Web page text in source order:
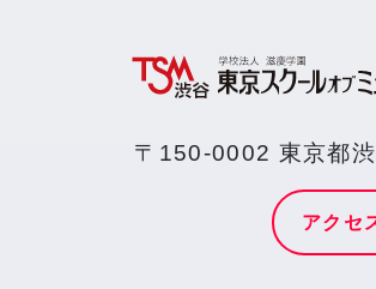
〒150-0002 東京都
アクセ